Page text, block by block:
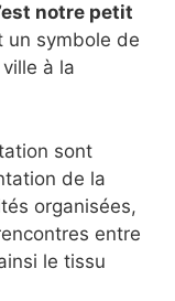
notre petit
un symbole de
à la
sont
de la
organisées,
entre
le tissu